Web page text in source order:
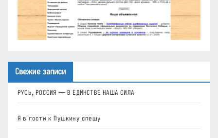
Свежие записи
РУСЬ, РОССИЯ — В ЕДИНСТВЕ НАША СИЛА
Я в гости к Пушкину спешу